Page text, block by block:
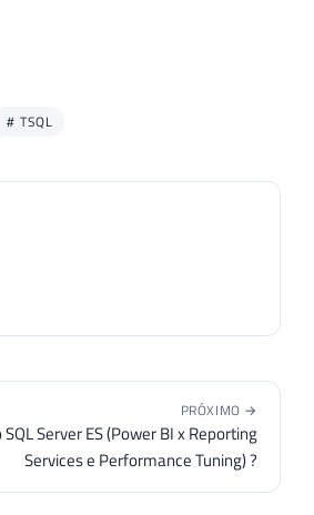
TSQL
PRÓXIMO →
Server ES (Power BI x Reporting
Services e Performance Tuning) ?